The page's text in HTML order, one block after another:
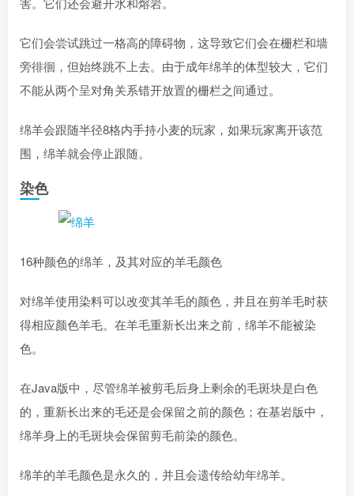
它们会尝试跳过一格高的障碍物，这导致它们会在栅栏和墙
旁徘徊，但始终跳不上去。由于成年绵羊的体型较大，它们
不能从两个呈对角关系错开放置的栅栏之间通过。
绵羊会跟随半径8格内手持小麦的玩家，如果玩家离开该范
围，绵羊就会停止跟随。
染色
16种颜色的绵羊，及其对应的羊毛颜色
对绵羊使用染料可以改变其羊毛的颜色，并且在剪羊毛时获
得相应颜色羊毛。在羊毛重新长出来之前，绵羊不能被染
色。
在Java版中，尽管绵羊被剪毛后身上剩余的毛斑块是白色
的，重新长出来的毛还是会保留之前的颜色；在基岩版中，
绵羊身上的毛斑块会保留剪毛前染的颜色。
绵羊的羊毛颜色是永久的，并且会遗传给幼年绵羊。